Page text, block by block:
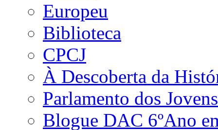
Biblioteca
CPCJ
À Descoberta da
Parlamento dos Jovens
Blogue DAC 6ºAno